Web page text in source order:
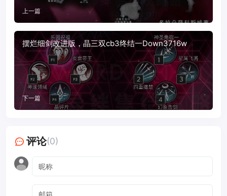
上一篇
摆烂细剑改进版，晶三双cb3终结一Down3716w
下一篇
评论(0)